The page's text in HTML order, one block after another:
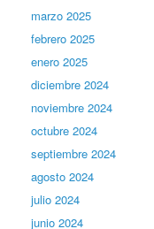
marzo 2025
febrero 2025
enero 2025
diciembre 2024
noviembre 2024
octubre 2024
septiembre 2024
agosto 2024
julio 2024
junio 2024